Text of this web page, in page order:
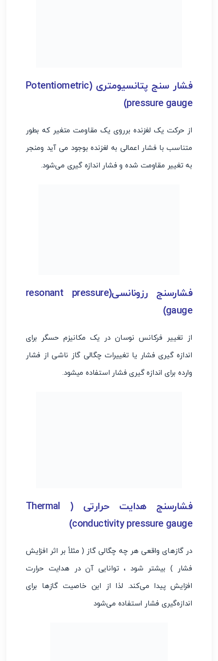
فشار سنج پتانسیومتری (Potentiometric
pressure gauge)
از حرکت یک لغزنده برروی یک مقاومت متغیر که بطور
متناسب با فشار اعمالی به لغزنده بوجود می آید ومنجر
به تغییر مقاومت شده و فشار اندازه گیری می‌شود.
فشارسنج رزونانسی(resonant pressure
gauge)
از تغییر فرکانس نوسان در یک مکانیزم حسگر برای
اندازه گیری فشار یا تغییرات چگالی گاز ناشی از فشار
وارده برای اندازه گیری فشار استفاده میشود.
فشارسنج هدایت حرارتی ( Thermal
conductivity pressure gauge)
در گازهای واقعی هر چه چگالی گاز ( مثلاً بر اثر افزایش
فشار ) بیشتر شود ، توانایی آن در هدایت حرارت
افزایش پیدا می‌کند. لذا از این خاصیت گازها برای
اندازه‌گیری فشار استفاده می‌شود